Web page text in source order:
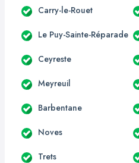
Carry-le-Rouet
Le Puy-Sainte-Réparade
Ceyreste
Meyreuil
Barbentane
Noves
Trets